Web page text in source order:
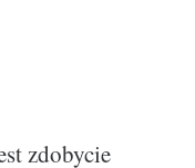
zdobycie